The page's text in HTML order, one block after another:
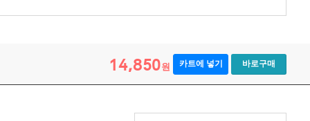
14,850원 카트에 넣기 바로구매